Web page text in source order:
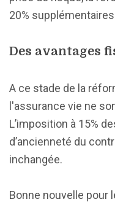
20%
Des avantages
A ce stade de la
l'assurance vie ne
L’imposition à 15%
d’ancienneté du
inchangée.
Bonne nouvelle pour